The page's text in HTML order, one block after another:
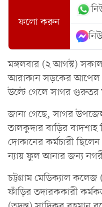
ফলো করুন
মঙ্গলবার (২ আগস্ট)
আরাকান সড়কের আপেল
উল্টে গেলে সাগর
জানা গেছে, সাগর
তালকুদার বাড়ির বাদশাহ
দোকানের কর্মচারী
ন্যায় ফুল আনার জন্য
চট্টগ্রাম মেডিক্যাল
ফাঁড়ির তদারককারী